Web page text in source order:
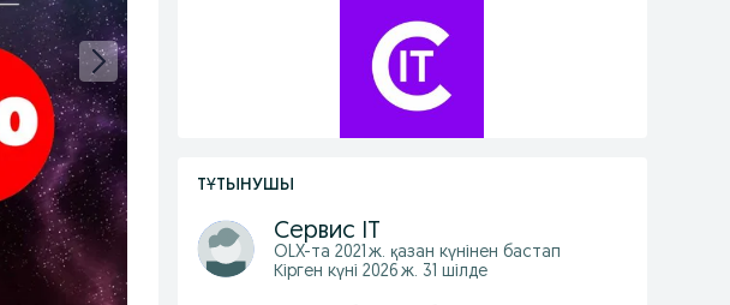
ТҰТЫНУШЫ
Сервис IT
OLX-та 2021 ж. қазан күнінен бастап
Кірген күні 2026 ж. 31 шілде